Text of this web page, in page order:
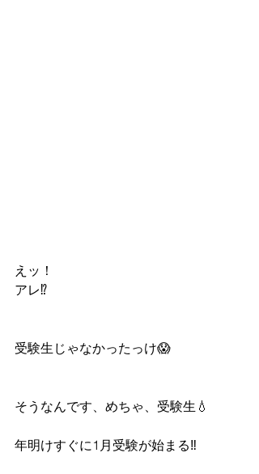
えッ！
アレ⁉️
受験生じゃなかったっけ😱
そうなんです、めちゃ、受験生💧
年明けすぐに1月受験が始まる‼︎